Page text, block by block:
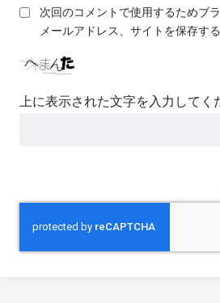
次回のコメントで使用するためブ
メールアドレス、サイトを保存する
上に表示された文字を入力してく